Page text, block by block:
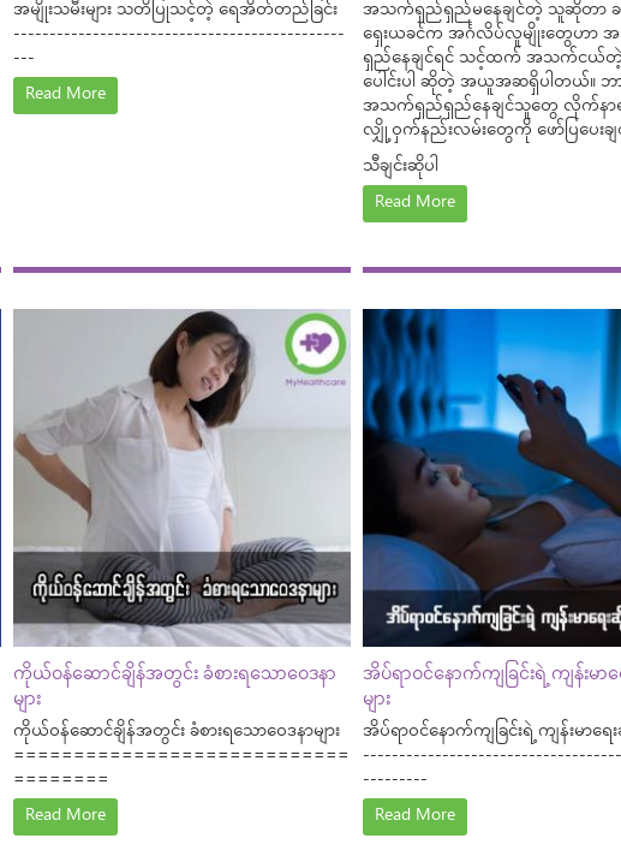
အမျိုးသမီးများ သတိပြုသင့်တဲ့ ရေအိတ်တည်ခြင်း
----------------------------------------------
---
Read More
အသက်ရှည်ရှည်မနေချင်တဲ့ သူဆိုတာ ခပ်ရှ
ရှေးယခင်က အင်္ဂလိပ်လူမျိုးတွေဟ
ရှည်နေချင်ရင် သင့်ထက် အသက်ငယ်
ပေါင်းပါ ဆိုတဲ့ အယူအဆရှိပါတယ်။ ဘာ
အသက်ရှည်ရှည်နေချင်သူတွေ လိုက်န
လျှို့ဝှက်နည်းလမ်းတွေကို ဖော်ပြပေးခ
သီချင်းဆိုပါ
Read More
ကိုယ်ဝန်ဆောင်ချိန်အတွင်း ခံစားရသောဝေဒနာ
များ
ကိုယ်ဝန်ဆောင်ချိန်အတွင်း ခံစားရသောဝေဒနာများ
============================
========
Read More
အိပ်ရာဝင်နောက်ကျခြင်းရဲ့ ကျန်းမာ
များ
အိပ်ရာဝင်နောက်ကျခြင်းရဲ့ ကျန်းမာရေး
---------
Read More